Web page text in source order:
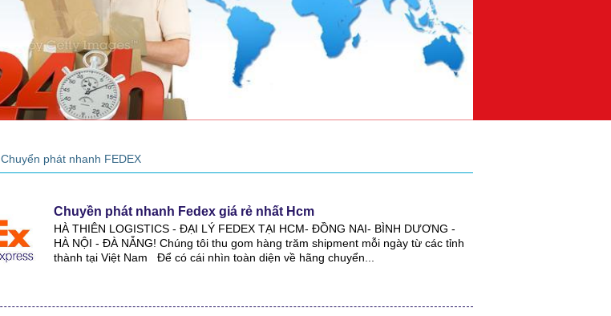
Chuyển phát nhanh FEDEX
Chuyền phát nhanh Fedex giá rẻ nhất Hcm
HÀ THIÊN LOGISTICS - ĐẠI LÝ FEDEX TẠI HCM- ĐỒNG NAI- BÌNH DƯƠNG -
HÀ NỘI - ĐÀ NẴNG! Chúng tôi thu gom hàng trăm shipment mỗi ngày từ các tỉnh
thành tại Việt Nam Để có cái nhìn toàn diện về hãng chuyển...